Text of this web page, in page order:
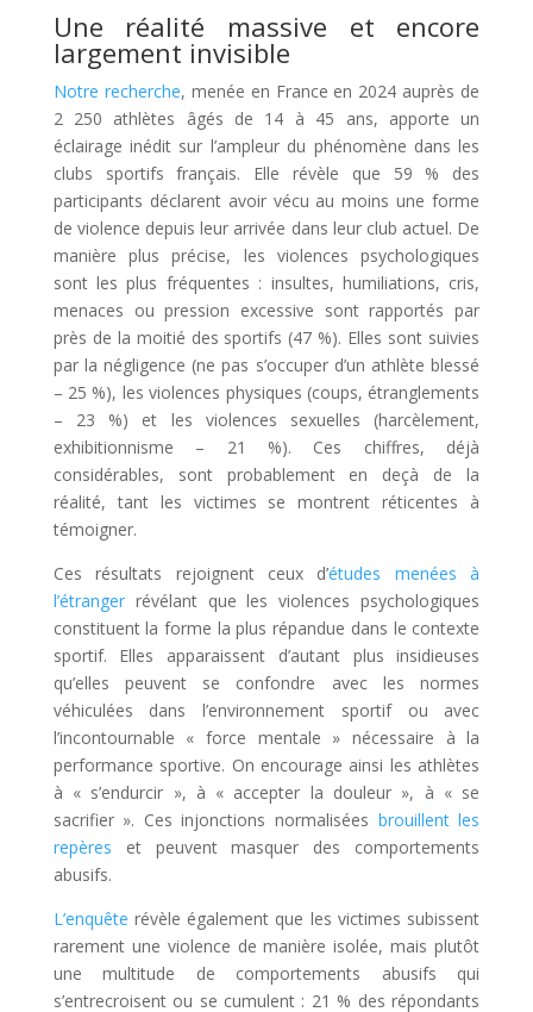
Une réalité massive et encore
largement invisible
Notre recherche, menée en France en 2024 auprès de
2 250 athlètes âgés de 14 à 45 ans, apporte un
éclairage inédit sur l’ampleur du phénomène dans les
clubs sportifs français. Elle révèle que 59 % des
participants déclarent avoir vécu au moins une forme
de violence depuis leur arrivée dans leur club actuel. De
manière plus précise, les violences psychologiques
sont les plus fréquentes : insultes, humiliations, cris,
menaces ou pression excessive sont rapportés par
près de la moitié des sportifs (47 %). Elles sont suivies
par la négligence (ne pas s’occuper d’un athlète blessé
– 25 %), les violences physiques (coups, étranglements
– 23 %) et les violences sexuelles (harcèlement,
exhibitionnisme – 21 %). Ces chiffres, déjà
considérables, sont probablement en deçà de la
réalité, tant les victimes se montrent réticentes à
témoigner.
Ces résultats rejoignent ceux d’études menées
à
l’étrangerrévélant que les violences psychologiques
constituent la forme la plus répandue dans le contexte
sportif. Elles apparaissent d’autant plus insidieuses
qu’elles peuvent se confondre avec les normes
véhiculées dans l’environnement sportif ou avec
l’incontournable « force mentale » nécessaire à la
performance sportive. On encourage ainsi les athlètes
à « s’endurcir », à « accepter la douleur », à « se
sacrifier ». Ces injonctions normalisées brouillent les
repères et peuvent masquer des comportements
abusifs.
L’enquête révèle également que les victimes subissent
rarement une violence de manière isolée, mais plutôt
une multitude de comportements abusifs qui
s’entrecroisent ou se cumulent : 21 % des répondants